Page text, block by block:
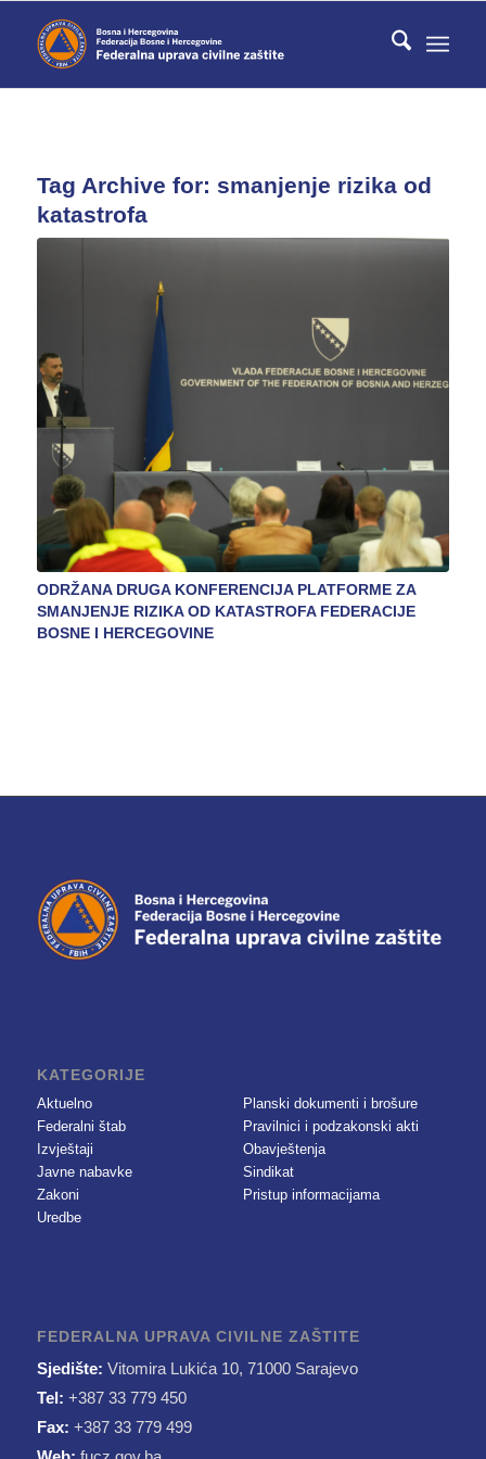
Tag Archive for: smanjenje rizika od
katastrofa
ODRŽANA DRUGA KONFERENCIJA PLATFORME ZA
SMANJENJE RIZIKA OD KATASTROFA FEDERACIJE
BOSNE I HERCEGOVINE
KATEGORIJE
Aktuelno
Federalni štab
Izvještaji
Javne nabavke
Zakoni
Uredbe
Planski dokumenti i brošure
Pravilnici i podzakonski akti
Obavještenja
Sindikat
Pristup informacijama
FEDERALNA UPRAVA CIVILNE ZAŠTITE
Sjedište: Vitomira Lukića 10, 71000 Sarajevo
Tel: +387 33 779 450
Fax: +387 33 779 499